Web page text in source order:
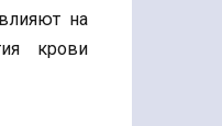
на
крови